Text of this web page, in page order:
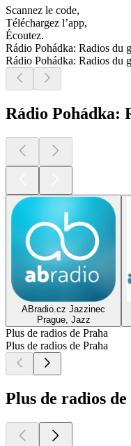
Scannez le code,
Téléchargez l’app,
Écoutez.
Rádio Pohádka: Radios du
Rádio Pohádka: Radios du
Rádio Pohádka:
ABradio.cz Jazzinec
Prague, Jazz
Plus de radios de Praha
Plus de radios de Praha
Plus de radios